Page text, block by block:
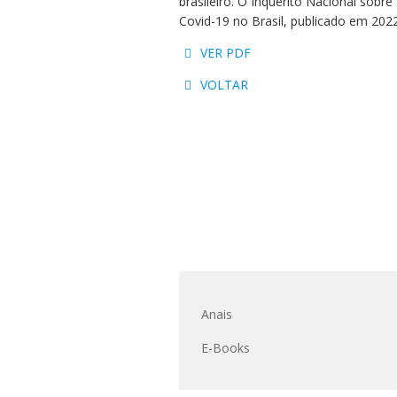
Residências
Trabalhe
Orquestra
Covid-19 no Brasil, publicado em
VER PDF
VOLTAR
Anais
E-Books